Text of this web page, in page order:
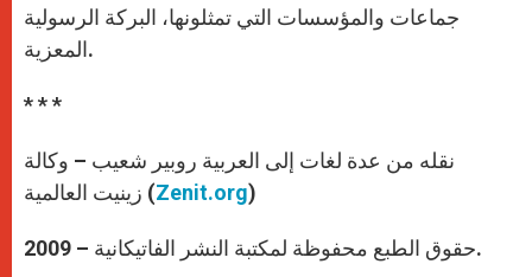
جماعات والمؤسسات التي تمثلونها، البركة الرسولية
المعزية.
* * *
نقله من عدة لغات إلى العربية روبير شعيب – وكالة
زينيت العالمية (Zenit.org)
حقوق الطبع محفوظة لمكتبة النشر الفاتيكانية – 2009.